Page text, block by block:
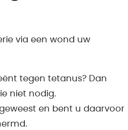
via een wond uw
tegen tetanus? Dan
niet nodig.
en bent u daarvoor